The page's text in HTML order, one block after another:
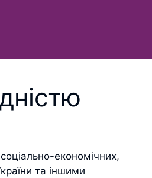
економічних,
та іншими